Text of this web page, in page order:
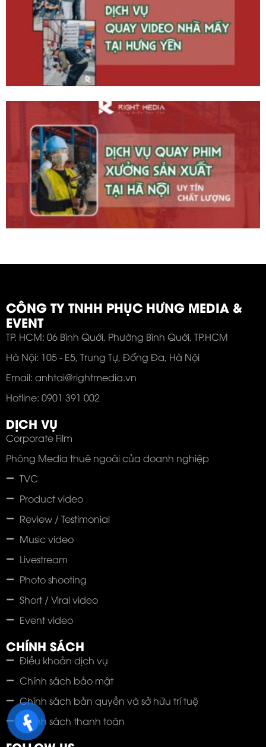
CÔNG TY TNHH PHỤC HƯNG MEDIA &
EVENT
TP. HCM: 06 Bình Quới, Phường Bình Quới, TP.HCM
Hà Nội: 105 - E5, Trung Tự, Đống Đa, Hà Nội
Email: anhtai@rightmedia.vn
Hotline: 0901 391 002
DỊCH VỤ
Corporate Film
Phòng Media thuê ngoài của doanh nghiệp
TVC
Product video
Review / Testimonial
Music video
Livestream
Photo shooting
Short / Viral video
Event video
CHÍNH SÁCH
Điều khoản dịch vụ
Chính sách bảo mật
Chính sách bản quyền và sở hữu trí tuệ
Chính sách thanh toán